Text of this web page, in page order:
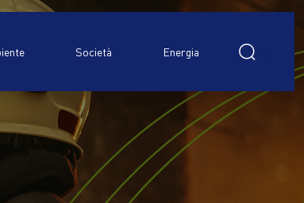
per:
Società Energia